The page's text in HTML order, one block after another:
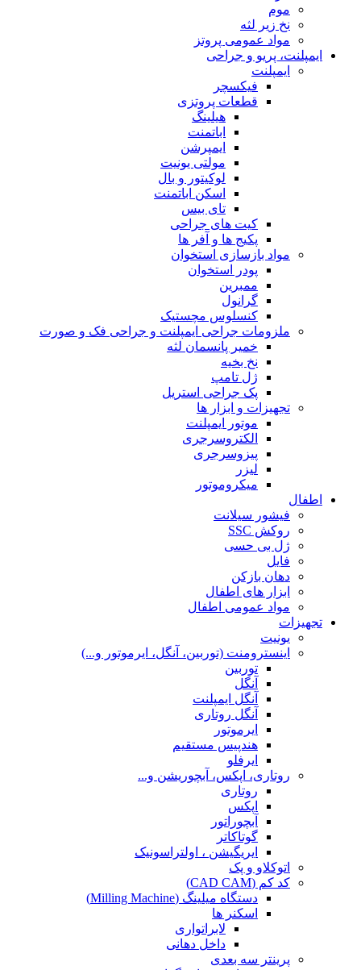
موم
نخ زیر لثه
مواد عمومی پروتز
ایمپلنت، پریو و جراحی
ایمپلنت
فیکسچر
قطعات پروتزی
هیلینگ
اباتمنت
ایمپرشن
مولتی یونیت
لوکیتور و بال
اسکن اباتمنت
تای بیس
کیت های جراحی
پکیج ها و آفر ها
مواد بازسازی استخوان
پودر استخوان
ممبرین
گرانول
کنسلوس مچستیک
ملزومات جراحی ایمپلنت و جراحی فک و صورت
خمیر پانسمان لثه
نخ بخیه
ژل تامپ
پک جراحی استریل
تجهیزات و ابزار ها
موتور ایمپلنت
الکتروسرجری
پیزوسرجری
لیزر
میکروموتور
اطفال
فیشور سیلانت
روکش SSC
ژل بی حسی
فایل
دهان بازکن
ابزار های اطفال
مواد عمومی اطفال
تجهیزات
یونیت
اینسترومنت (توربین، آنگل، ایرموتور و...)
توربین
آنگل
آنگل ایمپلنت
آنگل روتاری
ایرموتور
هندپیس مستقیم
ایرفلو
روتاری، اپکس، آبچوریشن و...
روتاری
اپکس
آبچوراتور
گوتاکاتر
ایریگیشن ، اولتراسونیک
اتوکلاو و پک
کد کم (CAD CAM)
دستگاه میلینگ (Milling Machine)
اسکنر ها
لابراتواری
داخل دهانی
پرینتر سه بعدی